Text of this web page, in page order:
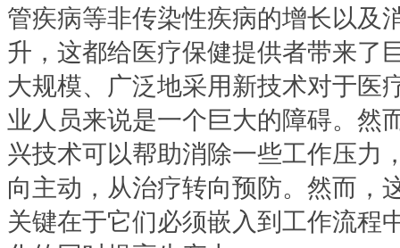
管疾病等非传染性疾病的增长以及
升，这都给医疗保健提供者带来了
大规模、广泛地采用新技术对于医
业人员来说是一个巨大的障碍。然
兴技术可以帮助消除一些工作压力
向主动，从治疗转向预防。然而，
关键在于它们必须嵌入到工作流程